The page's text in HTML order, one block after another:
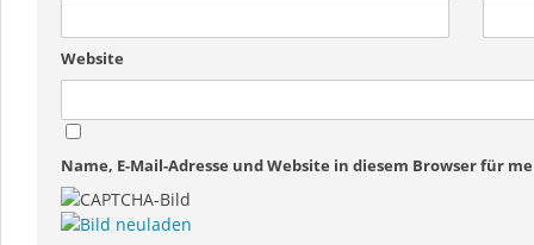
Website
Name, E-Mail-Adresse und Website in diesem Browser für